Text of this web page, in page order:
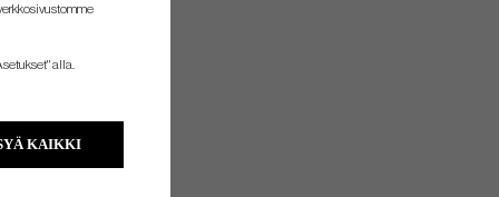
alla.
KAIKKI